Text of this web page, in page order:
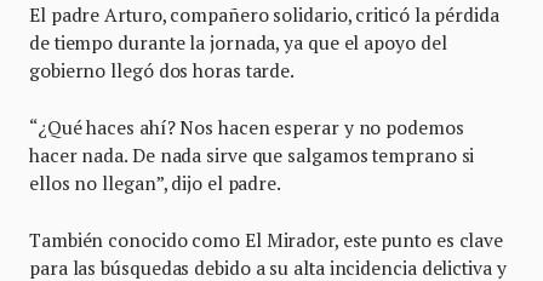
El padre Arturo, compañero solidario, criticó la pérdida
de tiempo durante la jornada, ya que el apoyo del
gobierno llegó dos horas tarde.
“¿Qué haces ahí? Nos hacen esperar y no podemos
hacer nada. De nada sirve que salgamos temprano si
ellos no llegan”, dijo el padre.
También conocido como El Mirador, este punto es clave
para las búsquedas debido a su alta incidencia delictiva y